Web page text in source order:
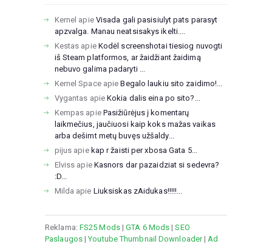
Kernel apie Visada gali pasisiulyt pats parasyt
apzvalga. Manau neatsisakys ikelti....
Kestas apie Kodėl screenshotai tiesiog nuvogti
iš Steam platformos, ar žaidžiant žaidimą
nebuvo galima padaryti ...
Kernel SpaceapieBegalo laukiu sito zaidimo!...
Vygantas apieKokia dalis eina po sito?...
Kempas apie Pasižiūrėjus į komentarų
laikmečius, jaučiuosi kaip koks mažas vaikas
arba dešimt metų buvęs užšaldy...
pijus apie kap r žaisti per xbosa Gata 5...
Elviss apie Kasnors dar pazaidziat si sedevra?
:D...
Milda apie Liuksiskas zAidukas!!!!!...
Reklama: FS25 Mods|GTA 6 Mods |SEO
Paslaugos|Youtube Thumbnail Downloader| Ad